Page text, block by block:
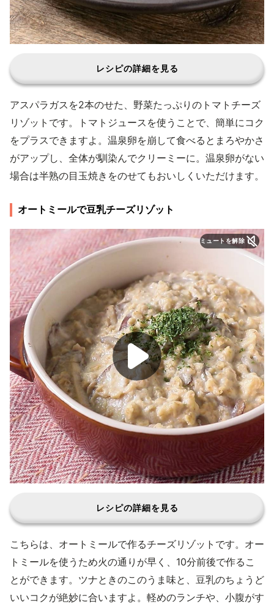
レシピの詳細を見る
アスパラガスを2本のせた、野菜たっぷりのトマトチーズ
リゾットです。トマトジュースを使うことで、簡単にコク
をプラスできますよ。温泉卵を崩して食べるとまろやかさ
がアップし、全体が馴染んでクリーミーに。温泉卵がない
場合は半熟の目玉焼きをのせてもおいしくいただけます。
オートミールで豆乳チーズリゾット
ミュートを解除
レシピの詳細を見る
こちらは、オートミールで作るチーズリゾットです。オー
トミールを使うため火の通りが早く、10分前後で作るこ
とができます。ツナときのこのうま味と、豆乳のちょうど
いいコクが絶妙に合いますよ。軽めのランチや、小腹がす